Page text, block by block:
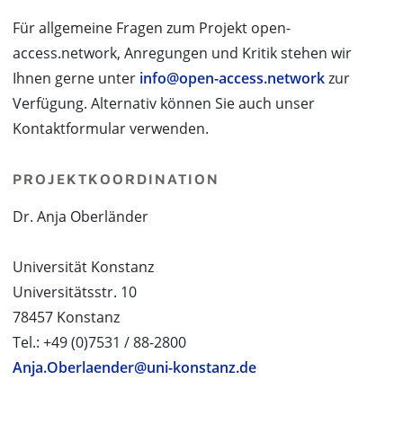
Für allgemeine Fragen zum Projekt open-
access.network, Anregungen und Kritik stehen wir
Ihnen gerne unter info@open-access.networkzur
Verfügung. Alternativ können Sie auch unser
Kontaktformular verwenden.
PROJEKTKOORDINATION
Dr. Anja Oberländer
Universität Konstanz
Universitätsstr. 10
78457 Konstanz
Tel.: +49 (0)7531 / 88-2800
Anja.Oberlaender@uni-konstanz.de